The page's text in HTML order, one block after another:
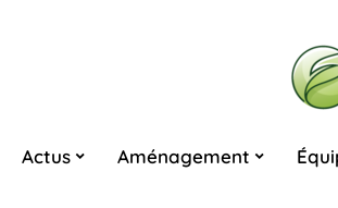
Actus Aménagement